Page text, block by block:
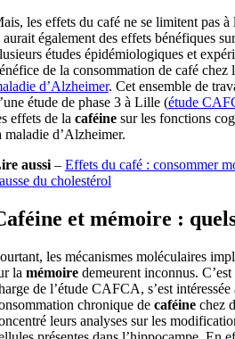
les effets du café ne se limitent pas
également des effets bénéfiques
études épidémiologiques et
de la consommation de café chez
d’Alzheimer. Cet ensemble de
étude de phase 3 à Lille (étude
effets de la caféinesur les fonctions
maladie d’Alzheimer.
aussi– Effets du café : consommer
du cholestérol
et mémoire :
les mécanismes moléculaires
la mémoiredemeurent inconnus.
de l’étude CAFCA, s’est intéressée
chronique de caféinechez
leurs analyses sur les